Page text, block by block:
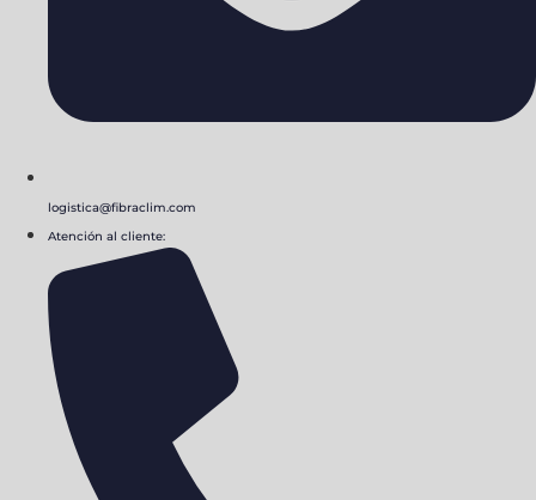
logistica@fibraclim.com
Atención al cliente: